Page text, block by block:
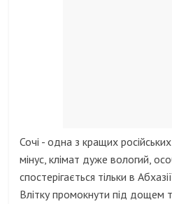
Сочі - одна з кращих
мінус, клімат дуже вологий,
спостерігається тільки в
Влітку промокнути під дощем